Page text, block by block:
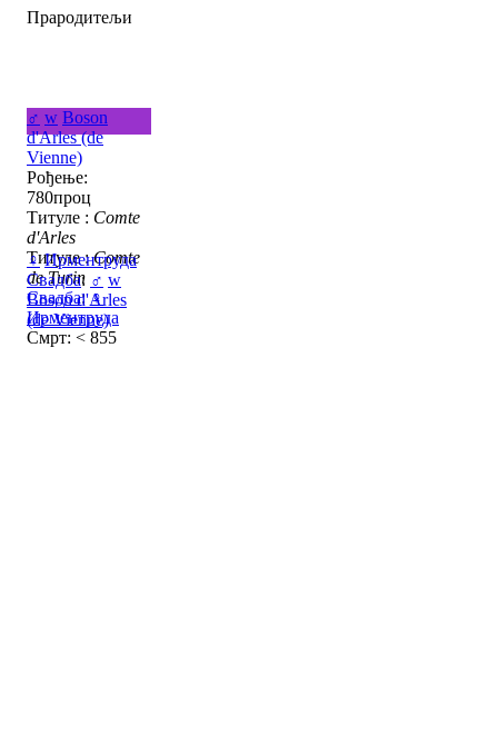
Прародитељи
♂ w Boson
d'Arles (de
Vienne)
Рођење:
780проц
Титуле : Comte
d'Arles
Титуле :Comte
de Turin
Свадба:♀
Ирментруда
Смрт: < 855
♀ Ирментруда
Свадба: ♂ w
Boson d'Arles
(de Vienne)